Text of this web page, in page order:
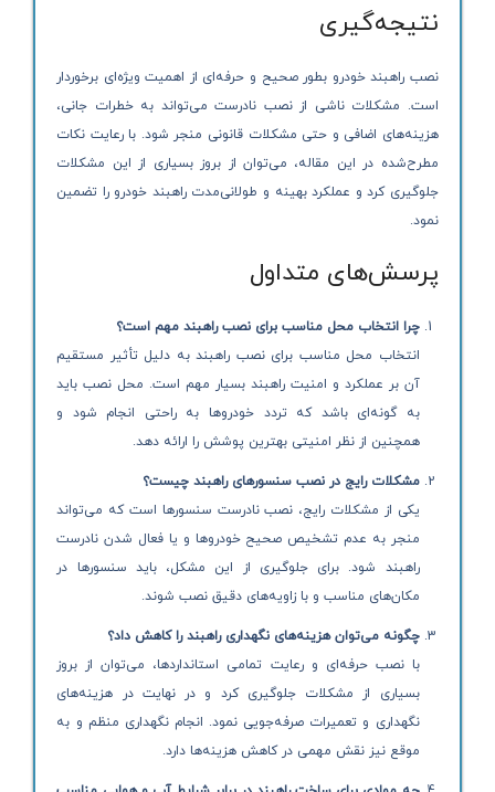
نتیجه‌گیری
نصب راهبند خودرو بطور صحیح و حرفه‌ای از اهمیت ویژه‌ای برخوردار
است. مشکلات ناشی از نصب نادرست می‌تواند به خطرات جانی،
هزینه‌های اضافی و حتی مشکلات قانونی منجر شود. با رعایت نکات
مطرح‌شده در این مقاله، می‌توان از بروز بسیاری از این مشکلات
جلوگیری کرد و عملکرد بهینه و طولانی‌مدت راهبند خودرو را تضمین
نمود.
پرسش‌های متداول
چرا انتخاب محل مناسب برای نصب راهبند مهم است؟
انتخاب محل مناسب برای نصب راهبند به دلیل تأثیر مستقیم
آن بر عملکرد و امنیت راهبند بسیار مهم است. محل نصب باید
به گونه‌ای باشد که تردد خودروها به راحتی انجام شود و
همچنین از نظر امنیتی بهترین پوشش را ارائه دهد.
مشکلات رایج در نصب سنسورهای راهبند چیست؟
یکی از مشکلات رایج، نصب نادرست سنسورها است که می‌تواند
منجر به عدم تشخیص صحیح خودروها و یا فعال شدن نادرست
راهبند شود. برای جلوگیری از این مشکل، باید سنسورها در
مکان‌های مناسب و با زاویه‌های دقیق نصب شوند.
چگونه می‌توان هزینه‌های نگهداری راهبند را کاهش داد؟
با نصب حرفه‌ای و رعایت تمامی استانداردها، می‌توان از بروز
بسیاری از مشکلات جلوگیری کرد و در نهایت در هزینه‌های
نگهداری و تعمیرات صرفه‌جویی نمود. انجام نگهداری منظم و به
موقع نیز نقش مهمی در کاهش هزینه‌ها دارد.